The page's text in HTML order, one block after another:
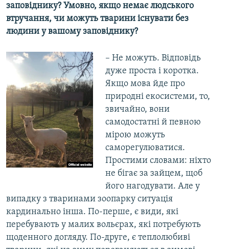
заповіднику? Умовно, якщо немає людського
втручання, чи можуть тварини існувати без
людини у вашому заповіднику?
– Не можуть. Відповідь
дуже проста і коротка.
Якщо мова йде про
природні екосистеми, то,
звичайно, вони
самодостатні й певною
мірою можуть
саморегулюватися.
Простими словами: ніхто
не бігає за зайцем, щоб
його нагодувати. Але у
випадку з тваринами зоопарку ситуація
кардинально інша. По-перше, є види, які
перебувають у малих вольєрах, які потребують
щоденного догляду. По-друге, є теплолюбиві